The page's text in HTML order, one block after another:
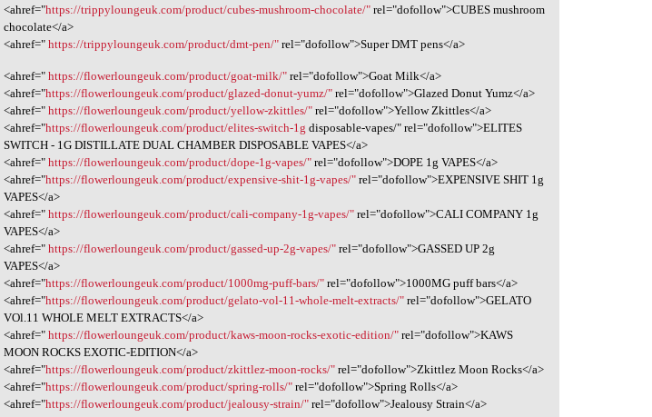
<ahref="https://trippyloungeuk.com/product/cubes-mushroom-chocolate/" rel="dofollow">CUBES mushroom
chocolate</a>
<ahref="https://trippyloungeuk.com/product/dmt-pen/" rel="dofollow">Super DMT pens</a>
<ahref="https://flowerloungeuk.com/product/goat-milk/" rel="dofollow">Goat Milk</a>
<ahref="https://flowerloungeuk.com/product/glazed-donut-yumz/" rel="dofollow">Glazed Donut Yumz</a>
<ahref="https://flowerloungeuk.com/product/yellow-zkittles/" rel="dofollow">Yellow Zkittles</a>
<ahref="https://flowerloungeuk.com/product/elites-switch-1g disposable-vapes/" rel="dofollow">ELITES
SWITCH - 1G DISTILLATE DUAL CHAMBER DISPOSABLE VAPES</a>
<ahref="https://flowerloungeuk.com/product/dope-1g-vapes/" rel="dofollow">DOPE 1g VAPES</a>
<ahref="https://flowerloungeuk.com/product/expensive-shit-1g-vapes/" rel="dofollow">EXPENSIVE SHIT 1g
VAPES</a>
<ahref="https://flowerloungeuk.com/product/cali-company-1g-vapes/" rel="dofollow">CALI COMPANY 1g
VAPES</a>
<ahref="https://flowerloungeuk.com/product/gassed-up-2g-vapes/" rel="dofollow">GASSED UP 2g
VAPES</a>
<ahref="https://flowerloungeuk.com/product/1000mg-puff-bars/" rel="dofollow">1000MG puff bars</a>
<ahref="https://flowerloungeuk.com/product/gelato-vol-11-whole-melt-extracts/" rel="dofollow">GELATO
VOl.11 WHOLE MELT EXTRACTS</a>
<ahref="https://flowerloungeuk.com/product/kaws-moon-rocks-exotic-edition/" rel="dofollow">KAWS
MOON ROCKS EXOTIC-EDITION</a>
<ahref="https://flowerloungeuk.com/product/zkittlez-moon-rocks/" rel="dofollow">Zkittlez Moon Rocks</a>
<ahref="https://flowerloungeuk.com/product/spring-rolls/" rel="dofollow">Spring Rolls</a>
<ahref="https://flowerloungeuk.com/product/jealousy-strain/" rel="dofollow">Jealousy Strain</a>